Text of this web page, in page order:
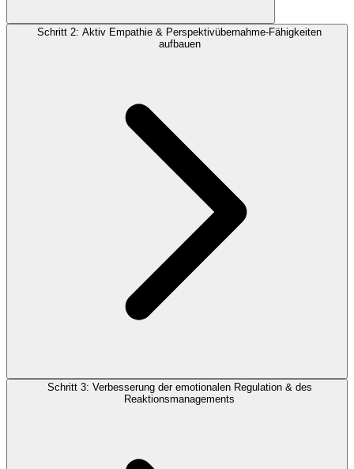
Schritt 2: Aktiv Empathie & Perspektivübernahme-Fähigkeiten
aufbauen
Schritt 3: Verbesserung der emotionalen Regulation & des
Reaktionsmanagements